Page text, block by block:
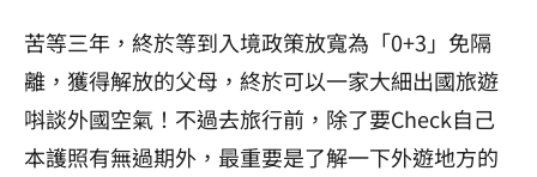
苦等三年，終於等到入境政策放寬為「0+3」免隔
離，獲得解放的父母，終於可以一家大細出國旅遊
唞談外國空氣！不過去旅行前，除了要Check自己
本護照有無過期外，最重要是了解一下外遊地方的